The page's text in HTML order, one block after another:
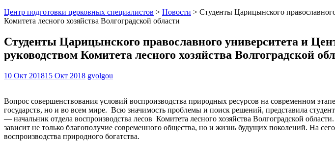
Центр подготовки церковных специалистов > Новости > Студенты Царицынского
Комитета лесного хозяйства Волгоградской области
Студенты Царицынского православного университета и
руководством Комитета лесного хозяйства Волгоградской
10 Окт 201815 Окт 2018 gvolgou
Вопрос совершенствования условий воспроизводства природных ресурсов на современном
государств, но и во всем мире. Всю значимость проблемы и поиск решений, представила
— начальник отдела воспроизводства лесов Комитета лесного хозяйства Волгоградской
зависит не только благополучие современного общества, но и жизнь будущих поколений. На
воспроизводства природного богатства.